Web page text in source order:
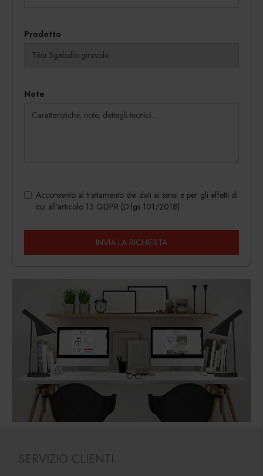
Prodotto
Note
Acconsento al trattamento dei dati ai sensi e per gli effetti di
cui all'articolo 13 GDPR (D.lgs 101/2018)
INVIA LA RICHIESTA
SERVIZIO CLIENTI